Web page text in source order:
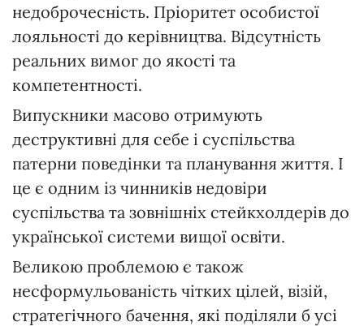
недоброчесність. Пріоритет особистої
лояльності до керівництва. Відсутність
реальних вимог до якості та
компетентності.
Випускники масово отримують
деструктивні для себе і суспільства
патерни поведінки та планування життя. І
це є одним із чинників недовіри
суспільства та зовнішніх стейкхолдерів до
української системи вищої освіти.
Великою проблемою є також
несформульованість чітких цілей, візій,
стратегічного бачення, які поділяли б усі